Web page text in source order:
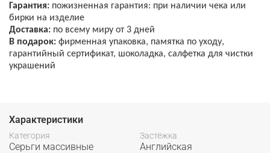
Гарантия: пожизненная гарантия: при наличии чека или
бирки на изделие
Доставка: по всему миру от 3 дней
В подарок: фирменная упаковка, памятка по уходу,
гарантийный сертификат, шоколадка, салфетка для чистки
украшений
Характеристики
Категория
Серьги массивные
Застёжка
Английская